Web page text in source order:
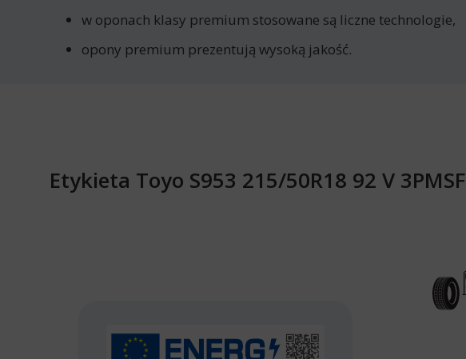
w oponach klasy premium stosowane są liczne technologie,
opony premium prezentują wysoką jakość.
Etykieta Toyo S953 215/50R18 92 V 3PMSF